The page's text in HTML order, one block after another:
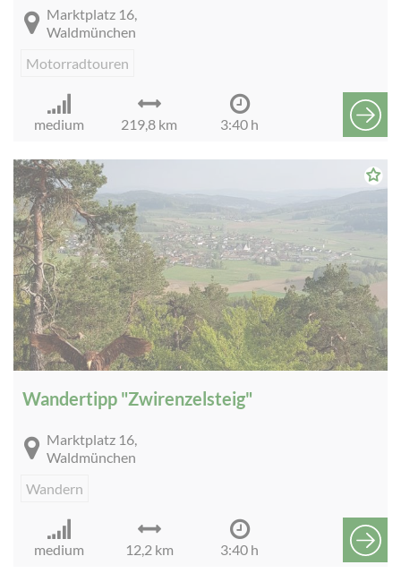
Marktplatz 16,
Waldmünchen
Motorradtouren
medium 219,8 km 3:40 h
Wandertipp "Zwirenzelsteig"
Marktplatz 16,
Waldmünchen
Wandern
medium 12,2 km 3:40 h